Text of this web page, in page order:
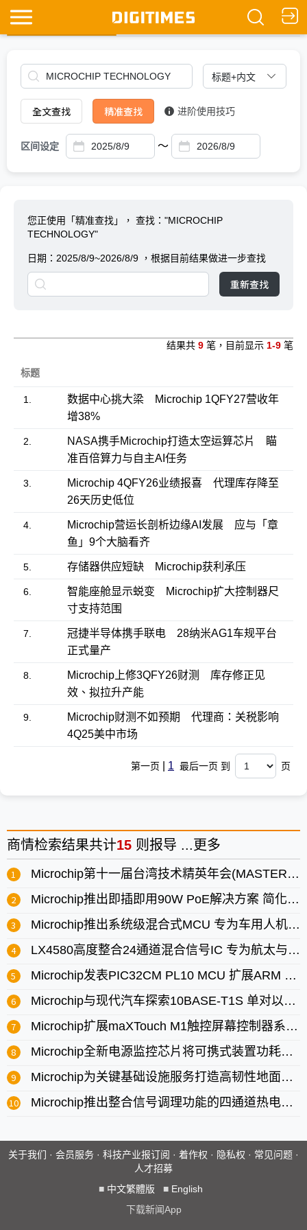
Ask DIGITIMES
全文查找 精准查找 进阶使用技巧
区间设定 ～
您正使用「精准查找」， 查找："MICROCHIP
TECHNOLOGY"
日期： 2025/8/9~2026/8/9 ，根据目前结果做进一步查找
重新查找
结果共 9 笔，目前显示 1-9 笔
标题
1.
数据中心挑大梁 Microchip 1QFY27营收年
增38%
2.
NASA携手Microchip打造太空运算芯片 瞄
准百倍算力与自主AI任务
3.
Microchip 4QFY26业绩报喜 代理库存降至
26天历史低位
4.
Microchip营运长剖析边缘AI发展 应与「章
鱼」9个大脑看齐
5. 存储器供应短缺 Microchip获利承压
6.
智能座舱显示蜕变 Microchip扩大控制器尺
寸支持范围
7.
冠捷半导体携手联电 28纳米AG1车规平台
正式量产
8.
Microchip上修3QFY26财测 库存修正见
效、拟拉升产能
9.
Microchip财测不如预期 代理商：关税影响
4Q25美中市场
第一页 1 最后一页 到 页
商情检索结果共计15 则报导 ... 更多
Microchip第十一届台湾技术精英年会(MASTERs)即日起开放报名
Microchip推出即插即用90W PoE解决方案 简化工业IoT部署
Microchip推出系统级混合式MCU 专为车用人机界面设计
LX4580高度整合24通道混合信号IC 专为航太与国防致动控制设计
Microchip发表PIC32CM PL10 MCU 扩展ARM Cortex-M0+产品组合
Microchip与现代汽车探索10BASE-T1S 单对以太网在未来车载网络的应用
Microchip扩展maXTouch M1触控屏幕控制器系列 涵盖更大显示尺寸范围
Microchip全新电源监控芯片将可携式装置功耗测量所需能耗减半
Microchip为关键基础设施服务打造高韧性地面型架构推出GNSS应用方案
Microchip推出整合信号调理功能的四通道热电偶测量芯片
关于我们 · 会员服务 · 科技产业报订阅 · 着作权 · 隐私权 · 常见问题 ·
人才招募
■ 中文繁體版 ■ English
下载新闻App